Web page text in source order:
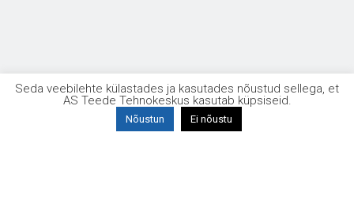
Seda veebilehte külastades ja kasutades nõustud sellega, et
AS Teede Tehnokeskus kasutab küpsiseid.
Nõustun Ei nõustu